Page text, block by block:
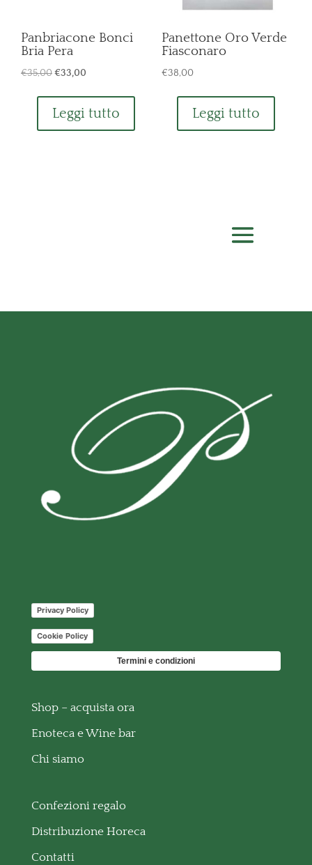
Panbriacone Bonci
Bria Pera
€35,00Il
originale
era:
€33,00
attuale
è:
Leggi tutto
Panettone Oro Verde
Fiasconaro
€38,00
Leggi tutto
Privacy Policy
Cookie Policy
Termini e condizioni
Shop – acquista ora
Enoteca e Wine bar
Chi siamo
Confezioni regalo
Distribuzione Horeca
Contatti